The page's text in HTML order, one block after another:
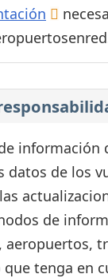
información
datos de los
de
aeropuertos,
que tenga en